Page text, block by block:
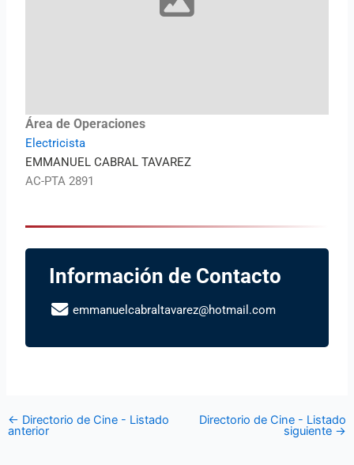
Área de Operaciones
Electricista
EMMANUEL CABRAL TAVAREZ
AC-PTA 2891
Información de Contacto
emmanuelcabraltavarez@hotmail.com
← Directorio de Cine - Listado
anterior
Directorio de Cine - Listado
siguiente →